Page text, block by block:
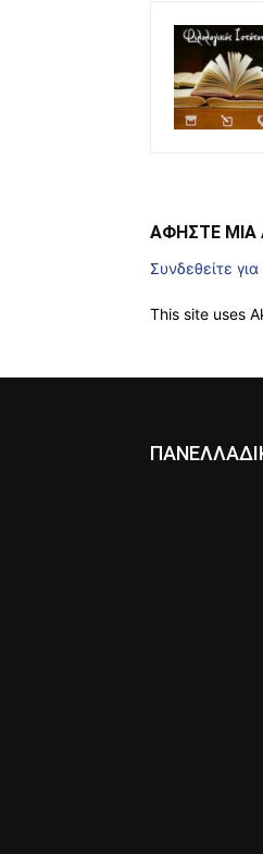
ΑΦΗΣΤΕ
Συνδεθείτε
This site uses